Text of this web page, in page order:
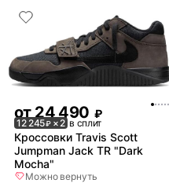
от 24 490 ₽
12 245₽ × 2 в сплит
Кроссовки Travis Scott
Jumpman Jack TR "Dark
Mocha"
Можно вернуть